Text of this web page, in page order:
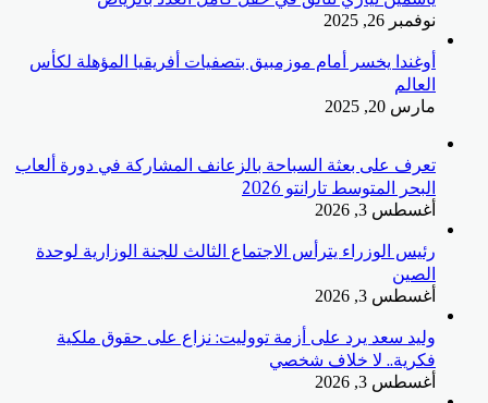
نوفمبر 26, 2025
أوغندا يخسر أمام موزمبيق بتصفيات أفريقيا المؤهلة لكأس
العالم
مارس 20, 2025
تعرف على بعثة السباحة بالزعانف المشاركة في دورة ألعاب
البحر المتوسط تارانتو 2026
أغسطس 3, 2026
رئيس الوزراء يترأس الاجتماع الثالث للجنة الوزارية لوحدة
الصين
أغسطس 3, 2026
وليد سعد يرد على أزمة تووليت: نزاع على حقوق ملكية
فكرية.. لا خلاف شخصي
أغسطس 3, 2026